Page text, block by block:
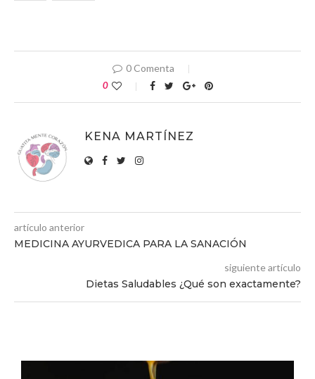
0 Comenta
0
KENA MARTÍNEZ
artículo anterior
MEDICINA AYURVEDICA PARA LA SANACIÓN
siguiente artículo
Dietas Saludables ¿Qué son exactamente?